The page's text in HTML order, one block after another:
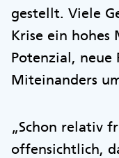
gestellt. Viele
Krise ein hohes
Potenzial, neue
Miteinanders
„Schon relativ
offensichtlich,